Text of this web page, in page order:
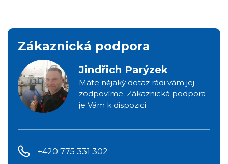
Zákaznická podpora
Jindřich Parýzek
Máte nějaký dotaz rádi vám jej
zodpovíme. Zákaznická podpora
je Vám k dispozici.
+420 775 331 302